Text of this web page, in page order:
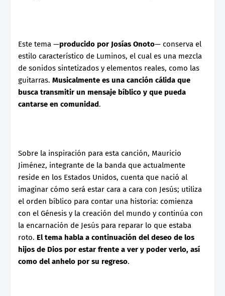
Este tema —producido por Josías Onoto— conserva el
estilo característico de Luminos, el cual es una mezcla
de sonidos sintetizados y elementos reales, como las
guitarras. Musicalmente es una canción cálida que
busca transmitir un mensaje bíblico y que pueda
cantarse en comunidad.
Sobre la inspiración para esta canción, Mauricio
Jiménez, integrante de la banda que actualmente
reside en los Estados Unidos, cuenta que nació al
imaginar cómo será estar cara a cara con Jesús; utiliza
el orden bíblico para contar una historia: comienza
con el Génesis y la creación del mundo y continúa con
la encarnación de Jesús para reparar lo que estaba
roto. El tema habla a continuación del deseo de los
hijos de Dios por estar frente a ver y poder verlo, así
como del anhelo por su regreso.